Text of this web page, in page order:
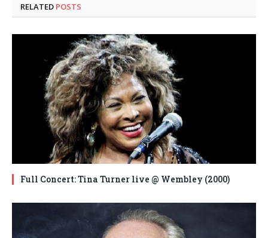
RELATED POSTS
Full Concert: Tina Turner live @ Wembley (2000)